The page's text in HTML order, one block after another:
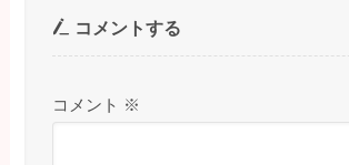
コメントする
コメント ※